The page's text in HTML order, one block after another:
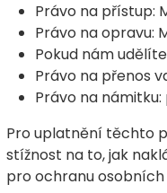
Právo na přístup:
Právo na opravu:
Pokud nám
Právo na přenos
Právo na
Pro uplatnění těchto
stížnost na to, jak
pro ochranu osobních